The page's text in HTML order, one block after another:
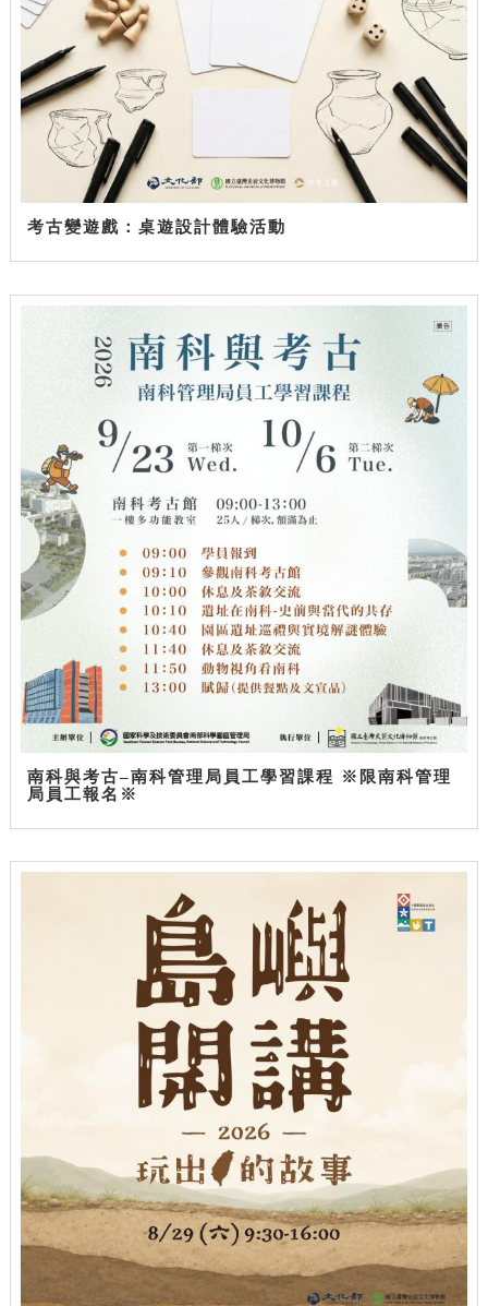
考古變遊戲：桌遊設計體驗活動
南科與考古–南科管理局員工學習課程 ※限南科管理
局員工報名※